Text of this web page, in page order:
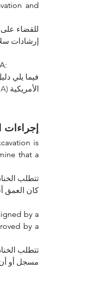
and
إرشادات
فيما يلي
الأمريكية (OSHA):
is
that a
كان العمق أقل من 1.5 متر، فيجوز للشخص المختص أن
by a
by a
مسجل أو